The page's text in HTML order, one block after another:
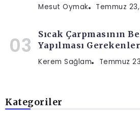
Mesut Oymak Temmuz
Sıcak Çarpmasının
Yapılması Gerekenler
Kerem Sağlam Temmuz
Kategoriler